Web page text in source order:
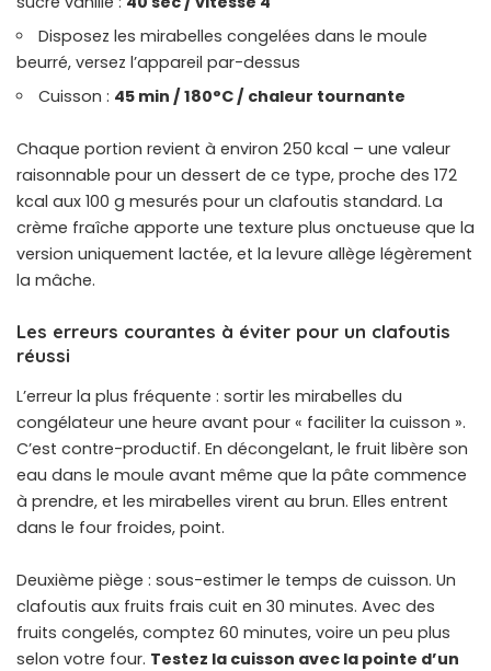
Disposez les mirabelles congelées dans le moule
beurré, versez l’appareil par-dessus
Cuisson : 45 min / 180°C / chaleur tournante
Chaque portion revient à environ 250 kcal – une valeur
raisonnable pour un dessert de ce type, proche des 172
kcal aux 100 g mesurés pour un clafoutis standard. La
crème fraîche apporte une texture plus onctueuse que la
version uniquement lactée, et la levure allège légèrement
la mâche.
Les erreurs courantes à éviter pour un clafoutis
réussi
L’erreur la plus fréquente : sortir les mirabelles du
congélateur une heure avant pour « faciliter la cuisson ».
C’est contre-productif. En décongelant, le fruit libère son
eau dans le moule avant même que la pâte commence
à prendre, et les mirabelles virent au brun. Elles entrent
dans le four froides, point.
Deuxième piège : sous-estimer le temps de cuisson. Un
clafoutis aux fruits frais cuit en 30 minutes. Avec des
fruits congelés, comptez 60 minutes, voire un peu plus
selon votre four. Testez la cuisson avec la pointe d’un